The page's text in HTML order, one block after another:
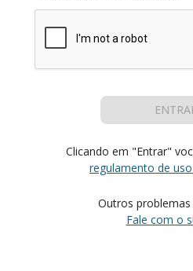
Clicando em "Entrar"
regulamento de uso
Outros problemas
Fale com o